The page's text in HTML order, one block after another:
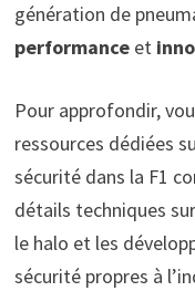
génération de
performanceet
Pour approfondir,
ressources dédiées
sécurité dans la F1
détails techniques
le halo et les
sécurité propres à